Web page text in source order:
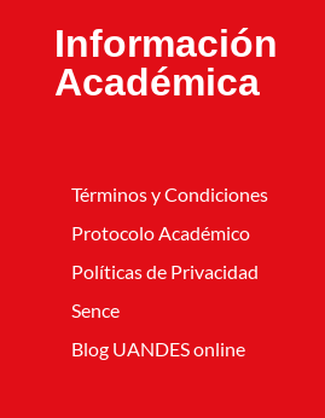
Información
Académica
Términos y Condiciones
Protocolo Académico
Políticas de Privacidad
Sence
Blog UANDES online